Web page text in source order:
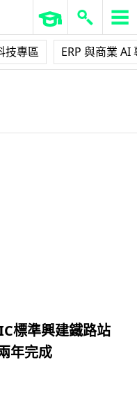
技專區 ERP 與商業 AI
標準興建鐵路站
年完成